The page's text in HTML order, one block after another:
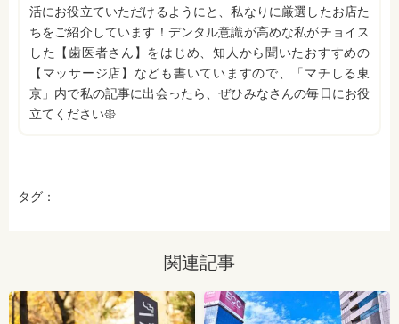
活にお役立ていただけるようにと、私なりに厳選したお店た
ちをご紹介しています！デンタル意識が高めな私がチョイス
した【歯医者さん】をはじめ、知人から聞いたおすすめの
【マッサージ店】なども書いていますので、「マチしる東
京」内で私の記事に出会ったら、ぜひみなさんの毎日にお役
立てください𑁍
タグ：
関連記事